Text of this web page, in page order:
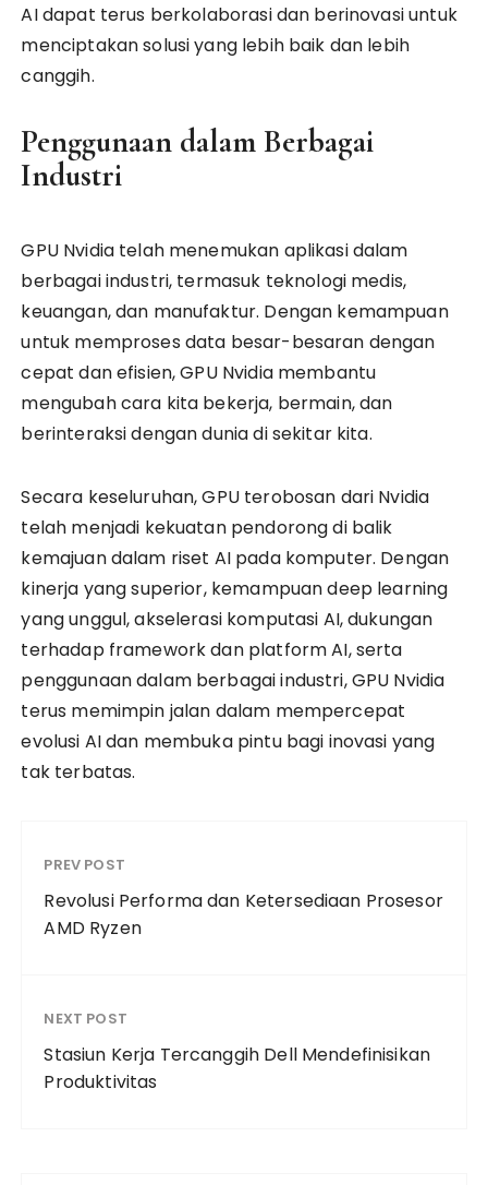
AI dapat terus berkolaborasi dan berinovasi untuk
menciptakan solusi yang lebih baik dan lebih
canggih.
Penggunaan dalam Berbagai
Industri
GPU Nvidia telah menemukan aplikasi dalam
berbagai industri, termasuk teknologi medis,
keuangan, dan manufaktur. Dengan kemampuan
untuk memproses data besar-besaran dengan
cepat dan efisien, GPU Nvidia membantu
mengubah cara kita bekerja, bermain, dan
berinteraksi dengan dunia di sekitar kita.
Secara keseluruhan, GPU terobosan dari Nvidia
telah menjadi kekuatan pendorong di balik
kemajuan dalam riset AI pada komputer. Dengan
kinerja yang superior, kemampuan deep learning
yang unggul, akselerasi komputasi AI, dukungan
terhadap framework dan platform AI, serta
penggunaan dalam berbagai industri, GPU Nvidia
terus memimpin jalan dalam mempercepat
evolusi AI dan membuka pintu bagi inovasi yang
tak terbatas.
PREV POST
Revolusi Performa dan Ketersediaan Prosesor
AMD Ryzen
NEXT POST
Stasiun Kerja Tercanggih Dell Mendefinisikan
Produktivitas